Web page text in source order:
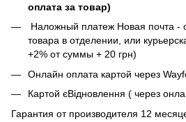
оплата за товар)
Наложный платеж Новая почта -
товара в отделении, или
+2% от суммы + 20 грн)
Онлайн оплата картой через
Картой єВідновлення ( через
Гарантия от производителя 12